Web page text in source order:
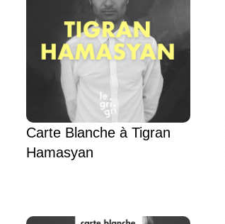
Carte Blanche à Tigran
Hamasyan